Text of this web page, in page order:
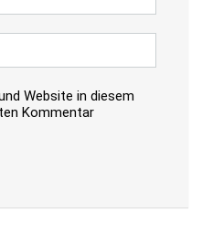
Website in diesem
Kommentar